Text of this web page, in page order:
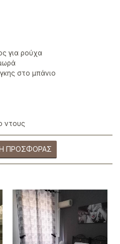
για ρούχα
στο μπάνιο
ντους
ΠΡΟΣΦΟΡΆΣ